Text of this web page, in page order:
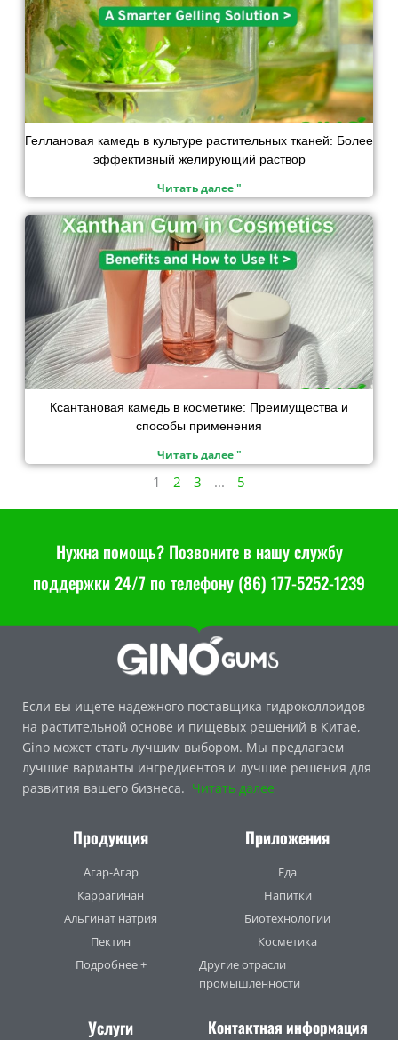
Геллановая камедь в культуре растительных тканей: Более
эффективный желирующий раствор
Читать далее "
Ксантановая камедь в косметике: Преимущества и
способы применения
Читать далее "
1 2 3 ... 5
Нужна помощь? Позвоните в нашу службу
поддержки 24/7 по телефону (86) 177-5252-1239
Если вы ищете надежного поставщика гидроколлоидов
на растительной основе и пищевых решений в Китае,
Gino может стать лучшим выбором. Мы предлагаем
лучшие варианты ингредиентов и лучшие решения для
развития вашего бизнеса. Читать далее
Продукция
Агар-Агар
Каррагинан
Альгинат натрия
Пектин
Подробнее +
Приложения
Еда
Напитки
Биотехнологии
Косметика
Другие отрасли
промышленности
Услуги Контактная информация